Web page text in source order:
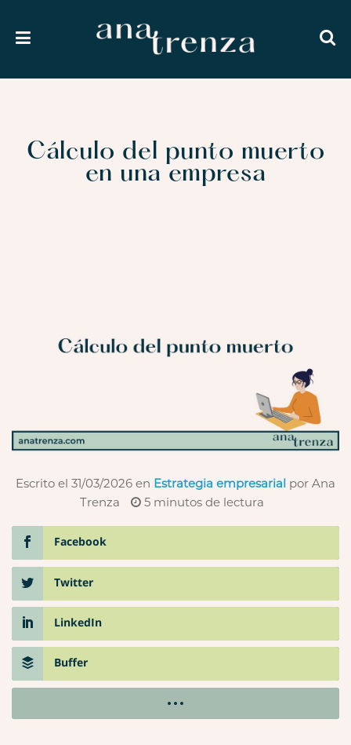
Cálculo del punto muerto
en una empresa
Escrito el 31/03/2026 en Estrategia empresarial por Ana
Trenza
5minutos de lectura
Facebook
Twitter
LinkedIn
Buffer